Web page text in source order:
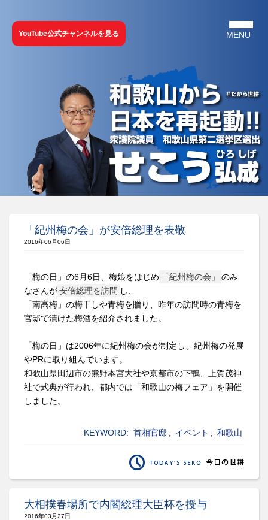
YouTube公式チャンネルを見る
「紀州梅の会」が安倍総理を表敬
2016年06月06日
「梅の日」の6月6日、梅娘をはじめ 「紀州梅の会」
のみ
なさんが安倍総理を訪問 し、
「南高梅」の梅干しや青梅を贈り、昨年の訪問時の青梅を
官邸で漬けた梅酒を紹介されました。
「梅の日」は2006年に紀州梅の会が制定し、紀州梅の発展
やPRに取り組んでいます。
和歌山県田辺市の熊野本宮大社や京都市の下鴨、上賀茂神
社で式典が行われ、都内では「和歌山の梅フェア」を開催
しました。
KEYWORD: 首相官邸 イベント 和歌山
大相撲春場所で内閣総理大臣杯を授与
2016年03月27日